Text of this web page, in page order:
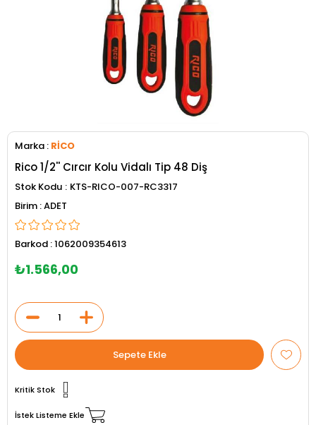
Marka : RİCO
Rico 1/2'' Cırcır Kolu Vidalı Tip 48 Diş
Stok Kodu
KTS-RICO-007-RC3317
ADET
Barkod :1062009354613
₺1.566,00
Kritik Stok
İstek Listeme Ekle